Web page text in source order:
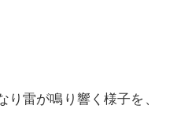
雷が鳴り響く様子を、